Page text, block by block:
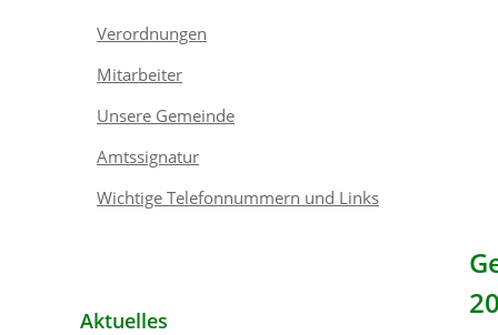
Verordnungen
Mitarbeiter
Unsere Gemeinde
Amtssignatur
Wichtige Telefonnummern und Links
Aktuelles